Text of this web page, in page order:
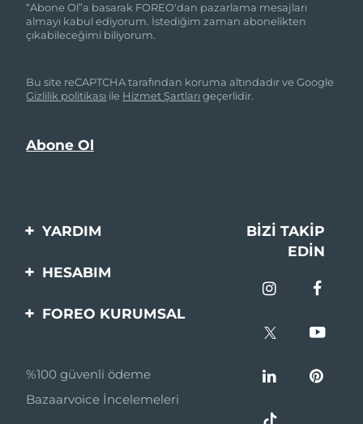
“Abone Ol”a basarak FOREO'dan pazarlama mesajları
almayı kabul ediyorum. İstediğim zaman abonelikten
çıkabileceğimi biliyorum.
Bu site reCAPTCHA tarafından koruma altındadır ve Google
Gizlilik politikası ile Hizmet Şartlarıgeçerlidir.
YARDIM
Bi̇zi̇mle İleti̇şi̇me Geçi̇n
BIZI TAKIP
EDIN
HESABIM
Ürün Kaydı
FOREO KURUMSAL
Ortaklik Programi
Ortaklık haberleri
%100 güvenli ödeme
Bazaarvoice İncelemeleri